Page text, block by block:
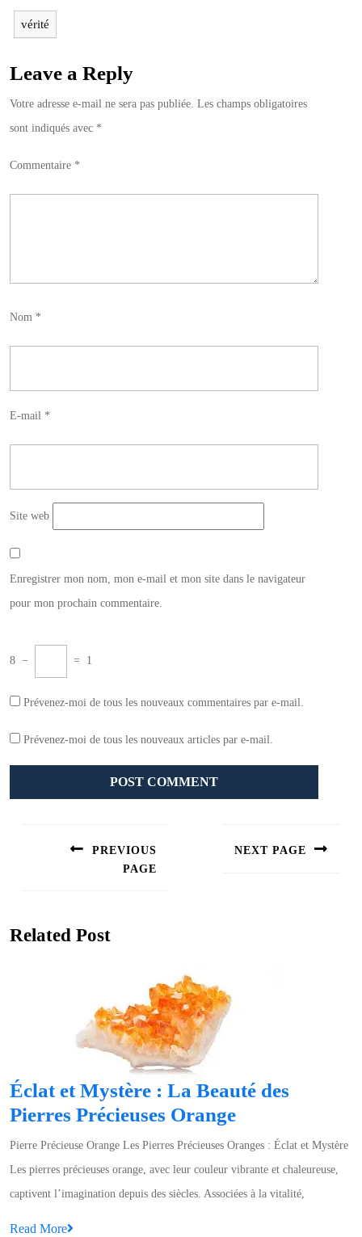
vérité
Leave a Reply
Votre adresse e-mail ne sera pas publiée. Les champs obligatoires
sont indiqués avec *
Commentaire *
Nom *
E-mail *
Site web
Enregistrer mon nom, mon e-mail et mon site dans le navigateur
pour mon prochain commentaire.
8 − = 1
Prévenez-moi de tous les nouveaux commentaires par e-mail.
Prévenez-moi de tous les nouveaux articles par e-mail.
PREVIOUS
PAGE
NEXT PAGE
Related Post
Éclat et Mystère : La Beauté des
Pierres Précieuses OrangeÉclat
et
Mystère
:
Pierre Précieuse Orange Les Pierres Précieuses Oranges : Éclat et Mystère
Les pierres précieuses orange, avec leur couleur vibrante et chaleureuse,
captivent l’imagination depuis des siècles. Associées à la vitalité,
Read More